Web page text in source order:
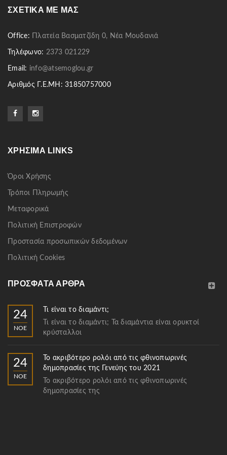
ΣΧΕΤΙΚΆ ΜΕ ΜΑΣ
Office: Πλατεία Βασματζίδη 0, Νέα Μουδανιά
Τηλέφωνο: 2373 021229
Email: info@atsemoglou.gr
Αριθμός Γ.Ε.ΜΗ: 31850757000
ΧΡΉΣΙΜΑ LINKS
Όροι Χρήσης
Τρόποι Πληρωμής
Μεταφορικά
Πολιτική Επιστροφών
Προστασία προσωπικών δεδομένων
Πολιτική Cookies
ΠΡΌΣΦΑΤΑ ΆΡΘΡΑ
24
ΝΟΈ
Τι είναι το διαμάντι;
Τι είναι το διαμάντι; Τα διαμάντια είναι ορυκτοί
κρύσταλλοι
24
ΝΟΈ
Το ακριβότερο ρολόι από τις φθινοπωρινές
δημοπρασίες της Γενεύης του 2021
Το ακριβότερο ρολόι από τις φθινοπωρινές
δημοπρασίες της